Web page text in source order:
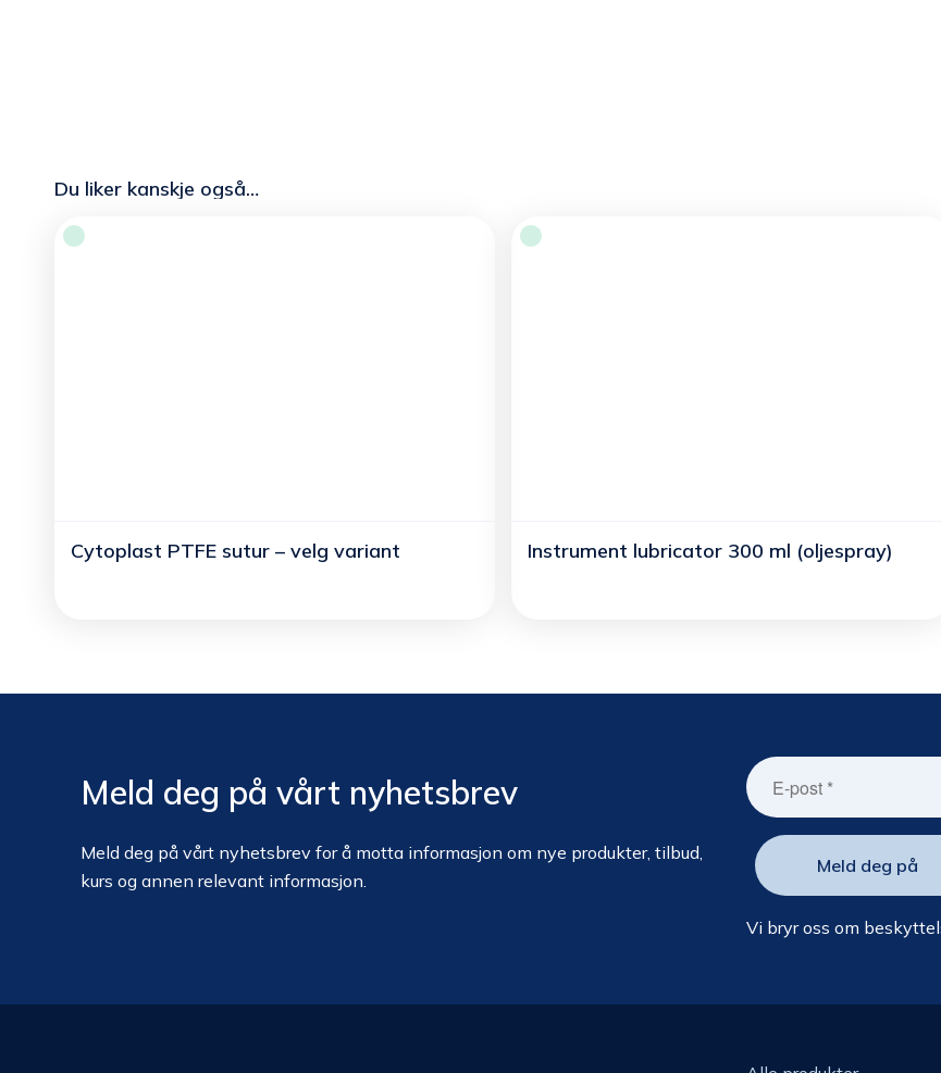
Du liker kanskje også…
Cytoplast PTFE sutur – velg variant Instrument lubricator 300 ml (oljespray)
Meld deg på vårt nyhetsbrev
Meld deg på vårt nyhetsbrev for å motta informasjon om nye produkter, tilbud,
kurs og annen relevant informasjon.
Vi bryr oss om